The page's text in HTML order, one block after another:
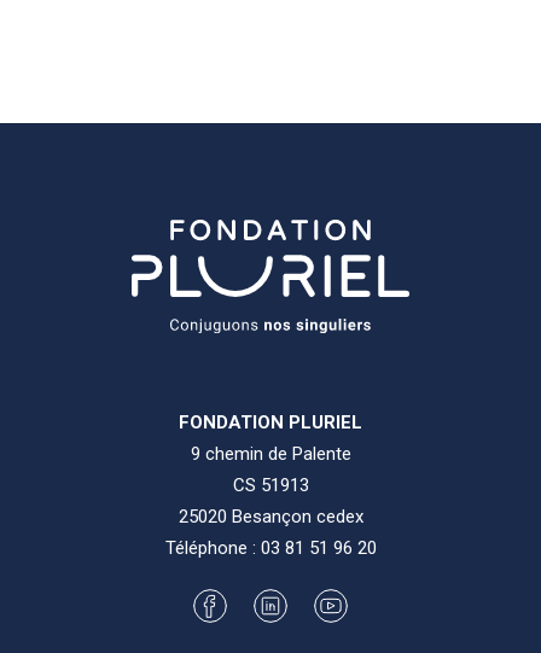
FONDATION PLURIEL
9 chemin de Palente
CS 51913
25020 Besançon cedex
Téléphone : 03 81 51 96 20